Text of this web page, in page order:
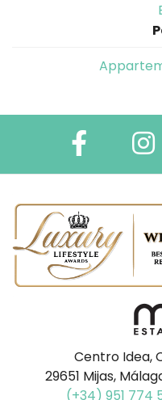
Centro Idea,
29651 Mijas,
(+34) 951 774